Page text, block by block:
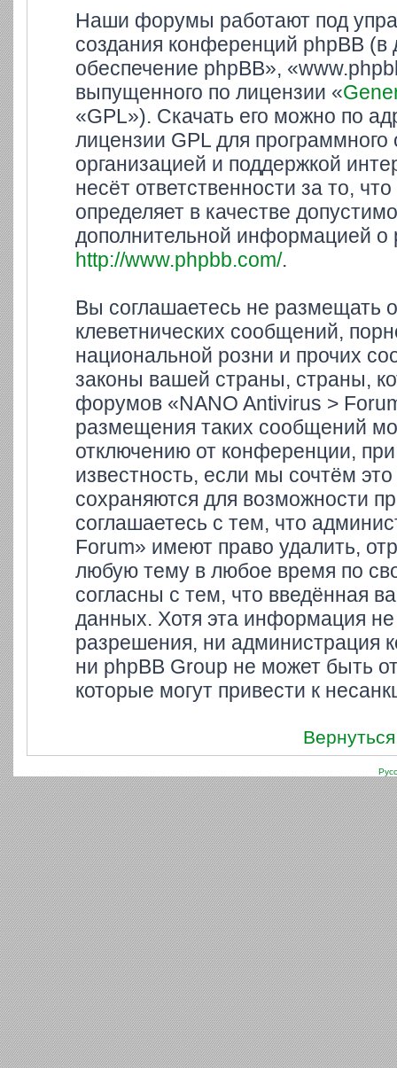
Наши форумы работают под
создания конференций phpBB
обеспечение phpBB»,
выпущенного по лицензии «
«GPL»). Скачать его можно по
лицензии GPL для
организацией и поддержкой
несёт ответственности за то,
определяет в качестве
дополнительной информацией о
http://www.phpbb.com/.
Вы соглашаетесь не размещать
клеветнических сообщений,
национальной розни и прочих
законы вашей страны, страны,
форумов «NANO Antivirus >
размещения таких сообщений
отключению от конференции,
известность, если мы сочтём
сохраняются для возможности
соглашаетесь с тем, что
Forum» имеют право удалить,
любую тему в любое время по
согласны с тем, что введённая
данных. Хотя эта информация
разрешения, ни администрация
ни phpBB Group не может быть
которые могут привести к